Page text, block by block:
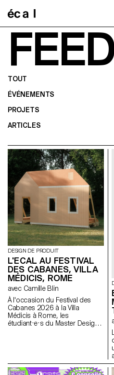
TOUT
ÉVÉNEMENTS
PROJETS
ARTICLES
DESIGN DE PRODUIT
L'ECAL AU FESTIVAL
DES CABANES, VILLA
MÉDICIS, ROME
avec Camille Blin
À l'occasion du Festival des
Cabanes 2026 à la Villa
Médicis à Rome, les
étudiant·e·s du Master Design
fabricant italien de
céramique Mutina. Les jardins